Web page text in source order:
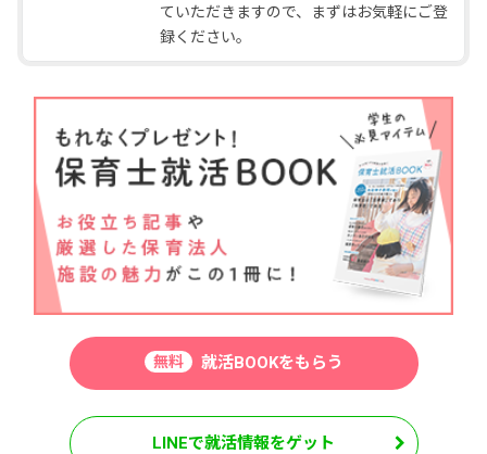
ていただきますので、まずはお気軽にご登
録ください。
無料 就活BOOKをもらう
LINEで就活情報をゲット